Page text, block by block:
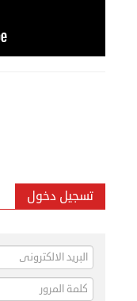
تسجيل دخول